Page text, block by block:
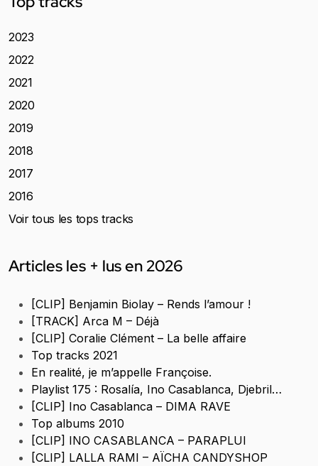
2023
2022
2021
2020
2019
2018
2017
2016
Voir tous les tops tracks
Articles les + lus en 2026
[CLIP] Benjamin Biolay – Rends l’amour !
[TRACK] Arca M – Déjà
[CLIP] Coralie Clément – La belle affaire
Top tracks 2021
En realité, je m’appelle Françoise.
Playlist 175 : Rosalía, Ino Casablanca, Djebril…
[CLIP] Ino Casablanca – DIMA RAVE
Top albums 2010
[CLIP] INO CASABLANCA – PARAPLUI
[CLIP] LALLA RAMI – AÏCHA CANDYSHOP